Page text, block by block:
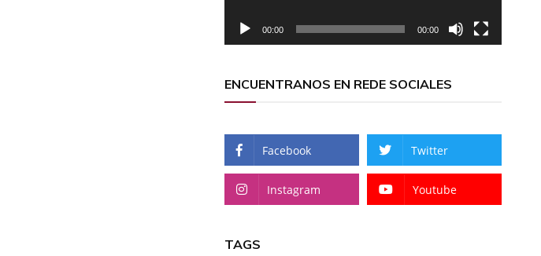
00:00 00:00
ENCUENTRANOS EN REDE SOCIALES
Facebook Twitter
Instagram Youtube
TAGS